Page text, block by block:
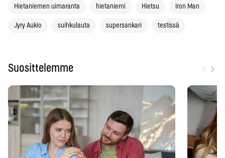
Hietaniemen uimaranta hietaniemi Hietsu Iron Man
Jyry Aukio suihkulauta supersankari testissä
Suosittelemme ›